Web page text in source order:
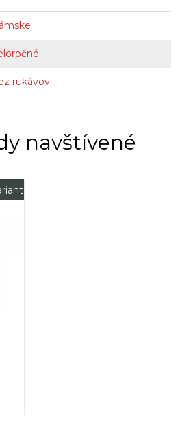
rukávov
navštívené